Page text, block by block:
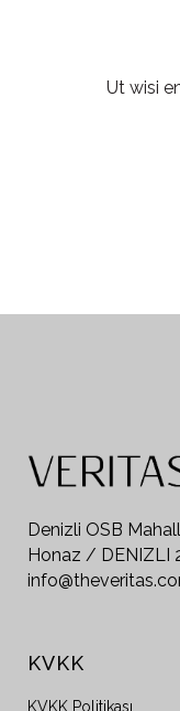
Ut wisi
Denizli OSB
Honaz / DENIZLI
KVKK
KVKK Politikası